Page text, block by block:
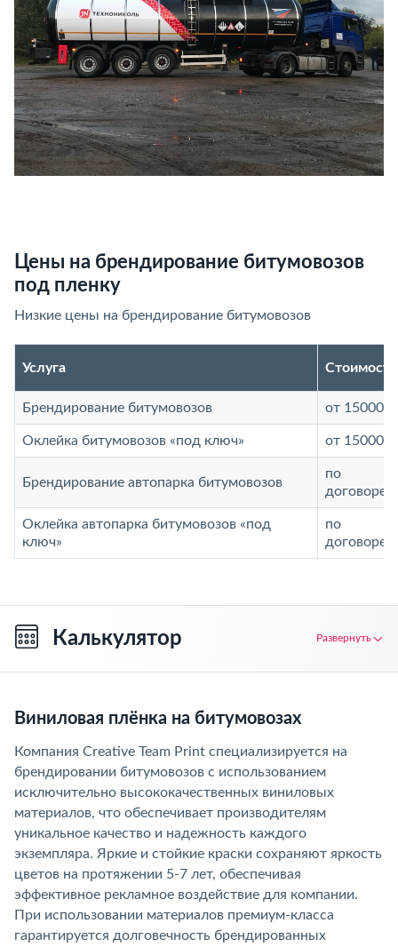
Цены на брендирование битумовозов
под пленку
Низкие цены на брендирование битумовозов
Услуга
Брендирование битумовозов от 15000
Оклейка битумовозов «под ключ» от 15000
Брендирование автопарка битумовозов
по
Оклейка автопарка битумовозов «под
ключ»
по
Калькулятор Развернуть
Виниловая плёнка на битумовозах
Компания Creative Team Print специализируется на
брендировании битумовозов с использованием
исключительно высококачественных виниловых
материалов, что обеспечивает производителям
уникальное качество и надежность каждого
экземпляра. Яркие и стойкие краски сохраняют яркость
цветов на протяжении 5-7 лет, обеспечивая
эффективное рекламное воздействие для компании.
При использовании материалов премиум-класса
гарантируется долговечность брендированных